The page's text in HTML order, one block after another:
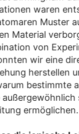
waren
Muster
Material
von
wir eine
herstellen
bestimmte
ermöglichen.